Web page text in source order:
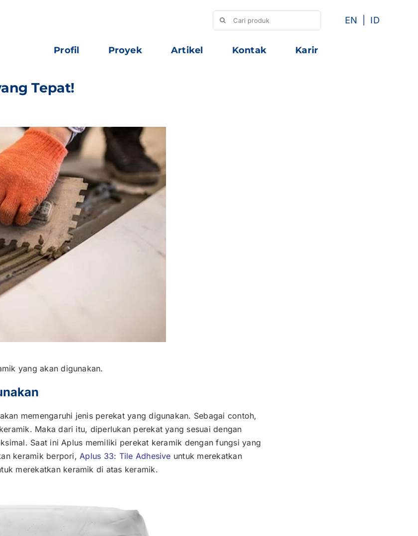
Search
for:
EN ID
Profil Proyek Artikel Kontak Karir
Tepat!
yang akan digunakan.
memengaruhi jenis perekat yang digunakan. Sebagai contoh,
Maka dari itu, diperlukan perekat yang sesuai dengan
Saat ini Aplus memiliki perekat keramik dengan fungsi yang
keramik berpori,Aplus 33: Tile Adhesive untuk merekatkan
merekatkan keramik di atas keramik.